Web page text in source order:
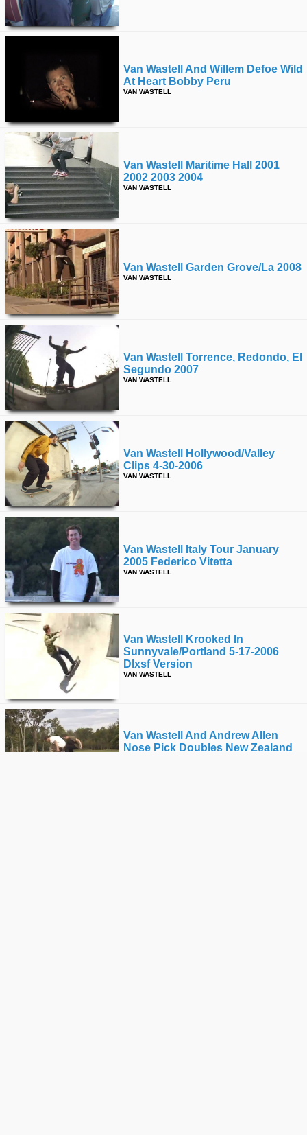
Van Wastell And Willem Defoe Wild
At Heart Bobby Peru
VAN WASTELL
Van Wastell Maritime Hall 2001
2002 2003 2004
VAN WASTELL
Van Wastell Garden Grove/la 2008
VAN WASTELL
Van Wastell Torrence, Redondo, El
Segundo 2007
VAN WASTELL
Van Wastell Hollywood/valley
Clips 4-30-2006
VAN WASTELL
Van Wastell Italy Tour January
2005 Federico Vitetta
VAN WASTELL
Van Wastell Krooked In
Sunnyvale/portland 5-17-2006
Dlxsf Version
VAN WASTELL
Van Wastell And Andrew Allen
Nose Pick Doubles New Zealand